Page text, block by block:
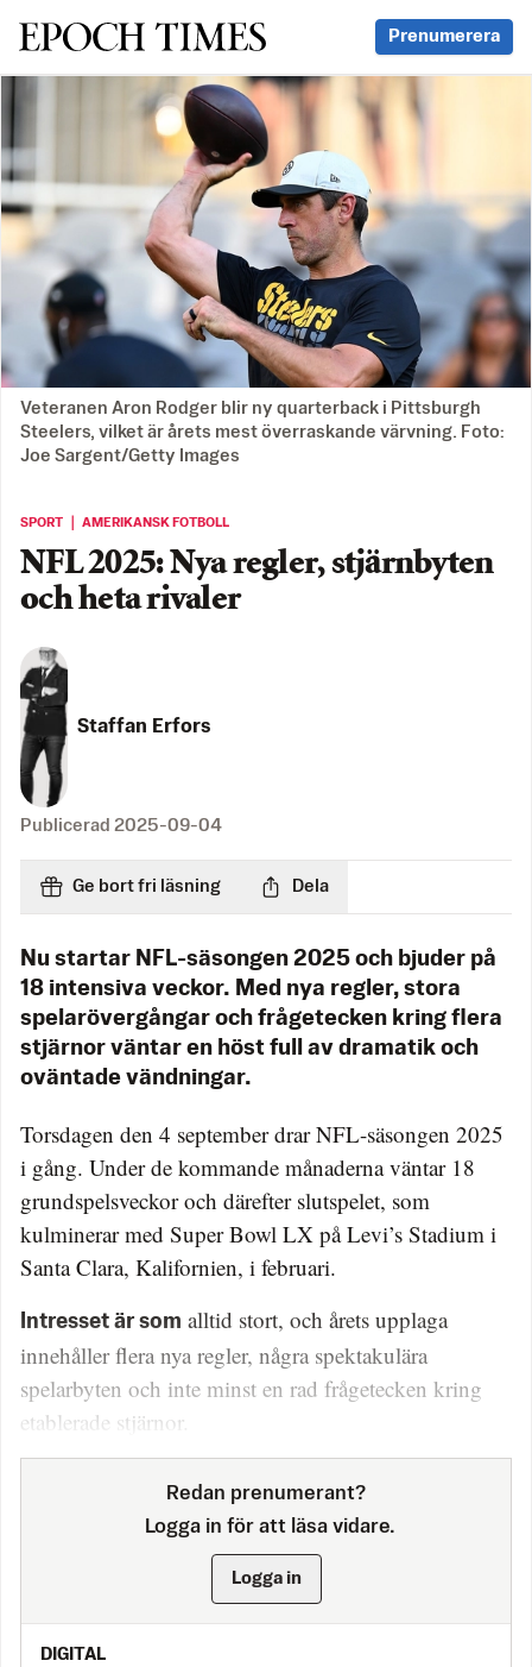
Svenska Epoch Times Prenumerera
Veteranen Aron Rodger blir ny quarterback i Pittsburgh
Steelers, vilket är årets mest överraskande värvning. Foto:
Joe Sargent/Getty Images
SPORT ｜ AMERIKANSK FOTBOLL
NFL 2025: Nya regler, stjärnbyten
och heta rivaler
Staffan Erfors
Publicerad 2025-09-04
Ge bort fri läsning Dela
Nu startar NFL-säsongen 2025 och bjuder på
18 intensiva veckor. Med nya regler, stora
spelarövergångar och frågetecken kring flera
stjärnor väntar en höst full av dramatik och
oväntade vändningar.
Torsdagen den 4 september drar NFL-säsongen 2025
i gång. Under de kommande månaderna väntar 18
grundspelsveckor och därefter slutspelet, som
kulminerar med Super Bowl LX på Levi’s Stadium i
Santa Clara, Kalifornien, i februari.
Intresset är som alltid stort, och årets upplaga
innehåller flera nya regler, några spektakulära
spelarbyten och inte minst en rad frågetecken kring
etablerade stjärnor.
Redan prenumerant?
Logga in för att läsa vidare.
Logga in
DIGITAL